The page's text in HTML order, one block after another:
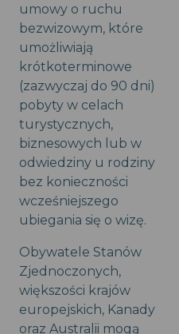
umowy o ruchu
bezwizowym, które
umożliwiają
krótkoterminowe
(zazwyczaj do 90 dni)
pobyty w celach
turystycznych,
biznesowych lub w
odwiedziny u rodziny
bez konieczności
wcześniejszego
ubiegania się o wizę.
Obywatele Stanów
Zjednoczonych,
większości krajów
europejskich, Kanady
oraz Australii mogą